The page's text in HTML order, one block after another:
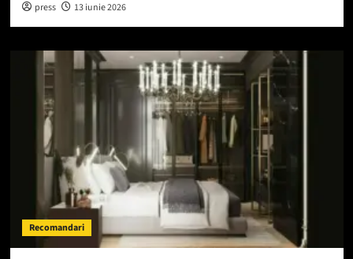
press 13 iunie 2026
Recomandari